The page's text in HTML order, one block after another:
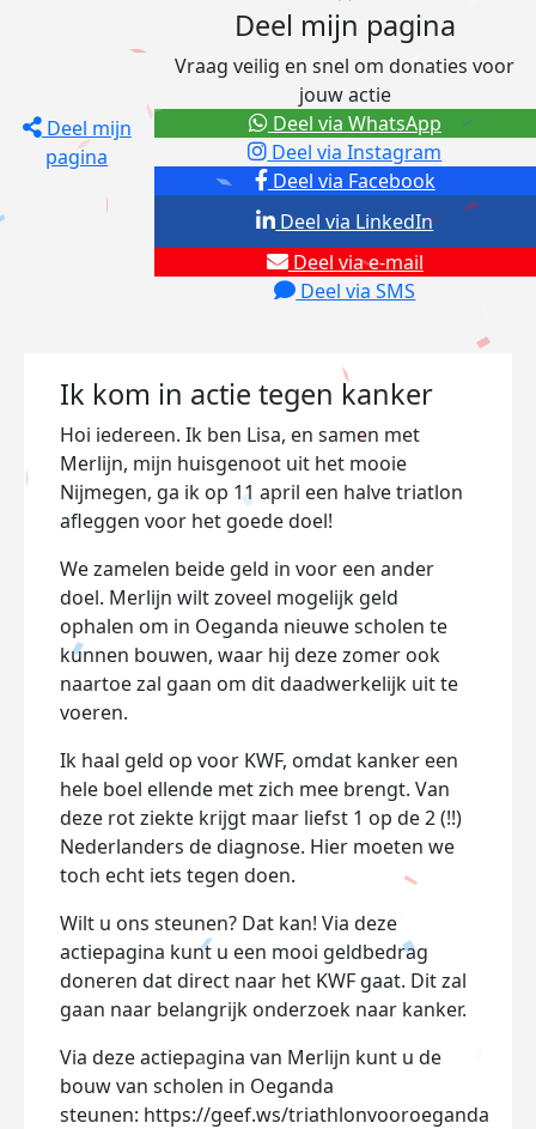
Deel mijn
pagina
Deel mijn pagina
Vraag veilig en snel om donaties voor
jouw actie
Deel via Facebook
Deel via Instagram
Deel via e-mail
Deel via SMS
Deel via LinkedIn
Deel via WhatsApp
Ik kom in actie tegen kanker
Hoi iedereen. Ik ben Lisa, en samen met
Merlijn, mijn huisgenoot uit het mooie
Nijmegen, ga ik op 11 april een halve triatlon
afleggen voor het goede doel!
We zamelen beide geld in voor een ander
doel. Merlijn wilt zoveel mogelijk geld
ophalen om in Oeganda nieuwe scholen te
kunnen bouwen, waar hij deze zomer ook
naartoe zal gaan om dit daadwerkelijk uit te
voeren.
Ik haal geld op voor KWF, omdat kanker een
hele boel ellende met zich mee brengt. Van
deze rot ziekte krijgt maar liefst 1 op de 2 (!!)
Nederlanders de diagnose. Hier moeten we
toch echt iets tegen doen.
Wilt u ons steunen? Dat kan! Via deze
actiepagina kunt u een mooi geldbedrag
doneren dat direct naar het KWF gaat. Dit zal
gaan naar belangrijk onderzoek naar kanker.
Via deze actiepagina van Merlijn kunt u de
bouw van scholen in Oeganda
steunen: https://geef.ws/triathlonvooroeganda